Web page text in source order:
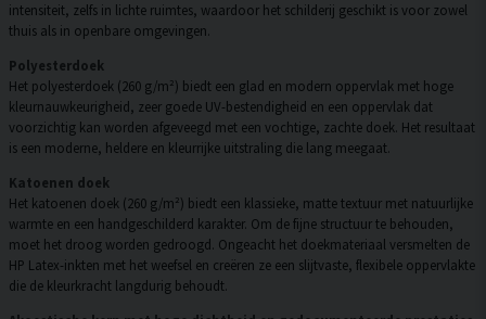
intensiteit, zelfs in lichte ruimtes, waardoor het schilderij geschikt is voor zowel
thuis als in openbare omgevingen.
Polyesterdoek
Het polyesterdoek (260 g/m²) biedt een glad en modern oppervlak met hoge
kleurnauwkeurigheid, zeer goede UV-bestendigheid en een oppervlak dat
voorzichtig kan worden afgeveegd met een vochtige, zachte doek. Het resultaat
is een moderne, heldere en kleurrijke uitstraling die lang meegaat.
Katoenen doek
Het katoenen doek (260 g/m²) biedt een klassieke, matte textuur met natuurlijke
warmte en een handgeschilderd karakter. Om de fijne structuur te behouden,
moet het droog worden gedroogd. Ongeacht het doekmateriaal versmelten de
HP Latex-inkten met het weefsel en creëren ze een slijtvaste, flexibele oppervlakte
die de kleurkracht langdurig behoudt.